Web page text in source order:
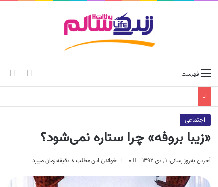
skin فهرست
اجتماعی
«زیبا بروفه» چرا ستاره نمی‌شود؟
آخرین به‌روز رسانی: ۱ , دی ۱۳۹۲ ۰ خواندن این مطلب ۸ دقیقه زمان میبرد